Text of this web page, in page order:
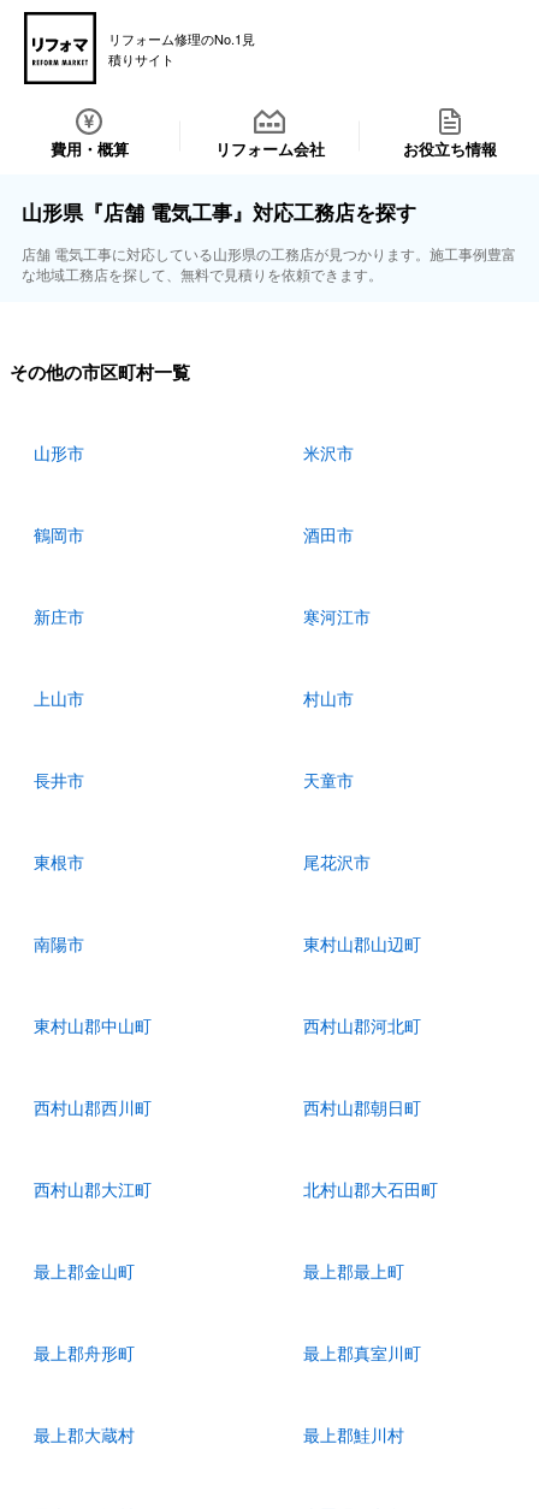
リフォーム修理のNo.1見
積りサイト
費用・概算 リフォーム会社 お役立ち情報
山形県『店舗 電気工事』対応工務店を探す
店舗 電気工事に対応している山形県の工務店が見つかります。施工事例豊富
な地域工務店を探して、無料で見積りを依頼できます。
その他の市区町村一覧
山形市 米沢市
鶴岡市 酒田市
新庄市 寒河江市
上山市 村山市
長井市 天童市
東根市 尾花沢市
南陽市 東村山郡山辺町
東村山郡中山町 西村山郡河北町
西村山郡西川町 西村山郡朝日町
西村山郡大江町 北村山郡大石田町
最上郡金山町 最上郡最上町
最上郡舟形町 最上郡真室川町
最上郡大蔵村 最上郡鮭川村